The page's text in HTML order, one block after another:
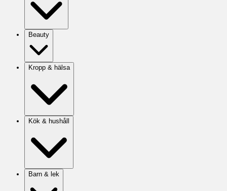
Beauty
Kropp & hälsa
Kök & hushåll
Barn & lek